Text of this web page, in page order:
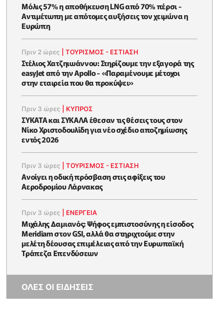
Μόλις 57% η αποθήκευση LNG από 70% πέρσι -
Αντιμέτωπη με απότομες αυξήσεις τον χειμώνα η
Ευρώπη
Πριν 2 ώρες |ΤΟΥΡΙΣΜΟΣ - ΕΣΤΙΑΣΗ
Στέλιος Χατζηιωάννου: Στηρίζουμε την εξαγορά της
easyJet από την Apollo - «Παραμένουμε μέτοχοι
στην εταιρεία που θα προκύψει»
Πριν 3 ώρες ΚΥΠΡΟΣ
ΣΥΚΑΤΑ και ΣΥΚΑΛΑ έθεσαν τις θέσεις τους στον
Νίκο Χριστοδουλίδη για νέο σχέδιο αποζημίωσης
εντός 2026
Πριν 3 ώρες |ΤΟΥΡΙΣΜΟΣ - ΕΣΤΙΑΣΗ
Ανοίγει η οδική πρόσβαση στις αφίξεις του
Αεροδρομίου Λάρνακας
Πριν 3 ώρες ΕΝΈΡΓΕΙΑ
Μιχάλης Δαμιανός: Ψήφος εμπιστοσύνης η είσοδος
Meridiam στον GSI, αλλά θα στηριχτούμε στην
μελέτη δέουσας επιμέλειας από την Ευρωπαϊκή
Τράπεζα Επενδύσεων
ΟΛΕΣ ΟΙ ΕΙΔΗΣΕΙΣ